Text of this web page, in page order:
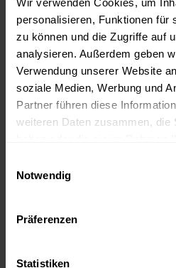
personalisieren, Funktionen für
zu können und die Zugriffe auf
analysieren. Außerdem geben
Verwendung unserer Website
soziale Medien, Werbung und
Partner führen diese
weiteren Daten zusammen, die
Notwendig
Präferenzen
Statistiken
Deezer
Google Podcasts
Produzent:Alexander Probst |
suol.com[logo_list slugs=“media-
Podcast von“]
Werde jetzt Mitglied im
Bei uns triffst du die richtigen Leute
Wirtschaft.medianet – weil echte